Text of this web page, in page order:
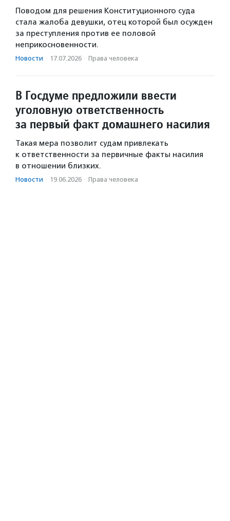
Поводом для решения Конституционного суда
стала жалоба девушки, отец которой был осужден
за преступления против ее половой
неприкосновенности.
Новости · 17.07.2026 · Права человека
В Госдуме предложили ввести
уголовную ответственность
за первый факт домашнего насилия
Такая мера позволит судам привлекать
к ответственности за первичные факты насилия
в отношении близких.
Новости · 19.06.2026 · Права человека